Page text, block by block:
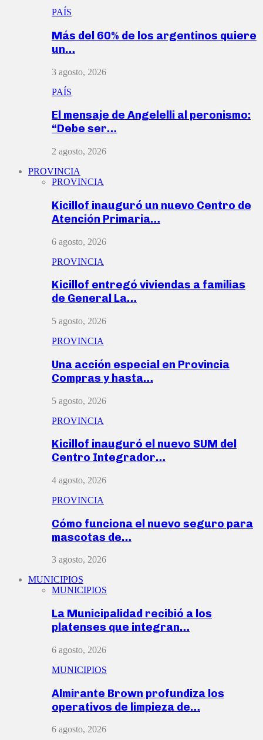
PAÍS
Más del 60% de los argentinos quiere
un…
3 agosto, 2026
PAÍS
El mensaje de Angelelli al peronismo:
“Debe ser…
2 agosto, 2026
PROVINCIA
PROVINCIA
Kicillof inauguró un nuevo Centro de
Atención Primaria…
6 agosto, 2026
PROVINCIA
Kicillof entregó viviendas a familias
de General La…
5 agosto, 2026
PROVINCIA
Una acción especial en Provincia
Compras y hasta…
5 agosto, 2026
PROVINCIA
Kicillof inauguró el nuevo SUM del
Centro Integrador…
4 agosto, 2026
PROVINCIA
Cómo funciona el nuevo seguro para
mascotas de…
3 agosto, 2026
MUNICIPIOS
MUNICIPIOS
La Municipalidad recibió a los
platenses que integran…
6 agosto, 2026
MUNICIPIOS
Almirante Brown profundiza los
operativos de limpieza de…
6 agosto, 2026